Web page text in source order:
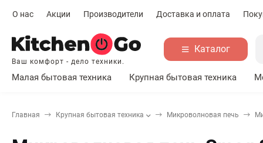
О нас Акции Производители Доставка и оплата
Ваш комфорт - дело техники.
Каталог
Малая бытовая техника Крупная бытовая техника
Главная Крупная бытовая техника Микроволновая печь